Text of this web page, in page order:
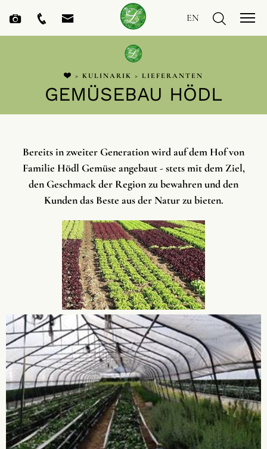
EN
> KULINARIK > LIEFERANTEN
GEMÜSEBAU HÖDL
Bereits in zweiter Generation wird auf dem Hof von
Familie Hödl Gemüse angebaut - stets mit dem Ziel,
den Geschmack der Region zu bewahren und den
Kunden das Beste aus der Natur zu bieten.